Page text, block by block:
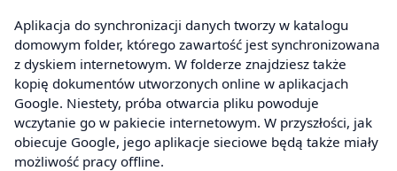
Aplikacja do synchronizacji danych tworzy w katalogu
domowym folder, którego zawartość jest synchronizowana
z dyskiem internetowym. W folderze znajdziesz także
kopię dokumentów utworzonych online w aplikacjach
Google. Niestety, próba otwarcia pliku powoduje
wczytanie go w pakiecie internetowym. W przyszłości, jak
obiecuje Google, jego aplikacje sieciowe będą także miały
możliwość pracy offline.